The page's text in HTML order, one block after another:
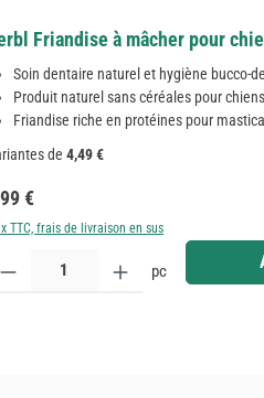
Friandise à mâcher pour
Soin dentaire naturel et hygiène bucco-
Produit naturel sans céréales pour
Friandise riche en protéines pour
de 4,49 €
régulier :
€
TTC, frais de livraison en sus
de produit : Entrez la quantité
pc